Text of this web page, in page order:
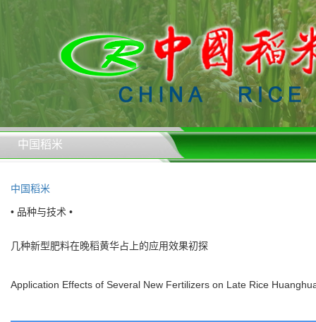
中国稻米
中国稻米
• 品种与技术 •
几种新型肥料在晚稻黄华占上的应用效果初探
Application Effects of Several New Fertilizers on Late Rice